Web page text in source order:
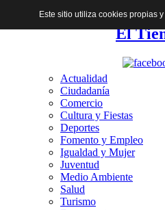
El
Actualidad
Ciudadanía
Comercio
Cultura y Fiestas
Deportes
Fomento y Empleo
Igualdad y Mujer
Juventud
Medio Ambiente
Salud
Turismo
Este sitio utiliza cookies propias